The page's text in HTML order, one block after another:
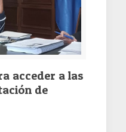
acceder a las
de